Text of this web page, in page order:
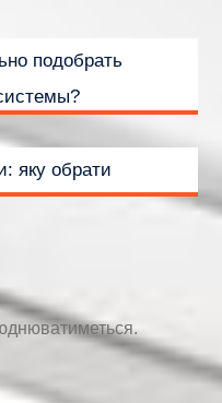
подобрать
яку обрати